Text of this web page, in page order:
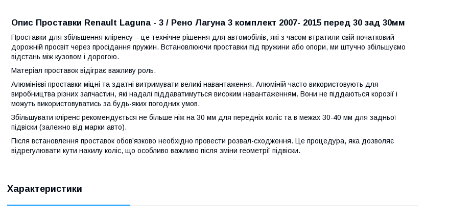
Опис Проставки Renault Laguna - 3 / Рено Лагуна 3 комплект 2007- 2015 перед 30 зад 30мм
Проставки для збільшення кліренсу – це технічне рішення для автомобілів, які з часом втратили свій початковий
дорожній просвіт через просідання пружин. Встановлюючи проставки під пружини або опори, ми штучно збільшуємо
відстань між кузовом і дорогою.
Матеріал проставок відіграє важливу роль.
Алюмінієві проставки міцні та здатні витримувати великі навантаження. Алюміній часто використовують для
виробництва різних запчастин, які надалі піддаватимуться високим навантаженням. Вони не піддаються корозії і
можуть використовуватись за будь-яких погодних умов.
Збільшувати кліренс рекомендується не більше ніж на 30 мм для передніх коліс та в межах 30-40 мм для задньої
підвіски (залежно від марки авто).
Після встановлення проставок обов’язково необхідно провести розвал-сходження. Це процедура, яка дозволяє
відрегулювати кути нахилу коліс, що особливо важливо після зміни геометрії підвіски.
Характеристики